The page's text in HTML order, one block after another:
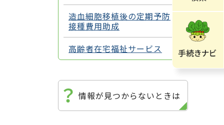
造血細胞移植後の定期予防
接種費用助成
高齢者在宅福祉サービス
情報が見つからないときは